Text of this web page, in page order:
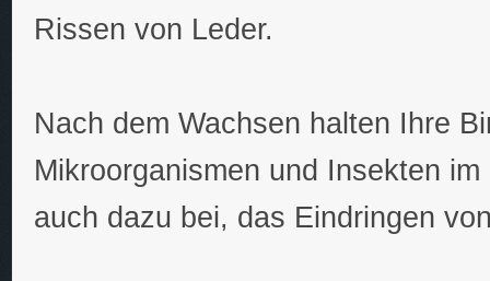
Rissen von Leder.
Nach dem Wachsen halten Ihre
Mikroorganismen und Insekten
auch dazu bei, das Eindringen